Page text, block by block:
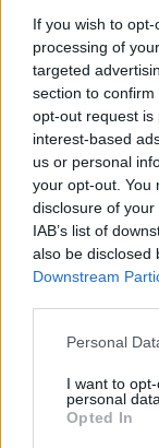
If you wish to
processing of
targeted
section to
opt-out request is
interest-based
us or personal
your opt-out. You
disclosure of
IAB’s list of
also be disclosed
Downstream
Personal
I want to
personal data.
Opted In
Pogorzelski,
jego pobytu w
marca, bo to
ławce
przenosinami
nic nie wyjdzie.
Teamu Falcons
ITB.SHUFFLE.
Więcej